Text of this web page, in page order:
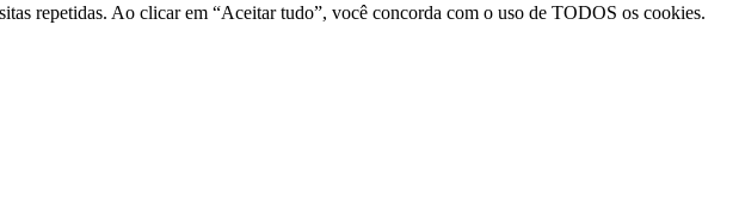
repetidas. Ao clicar em “Aceitar tudo”, você concorda com o uso de TODOS os cookies.